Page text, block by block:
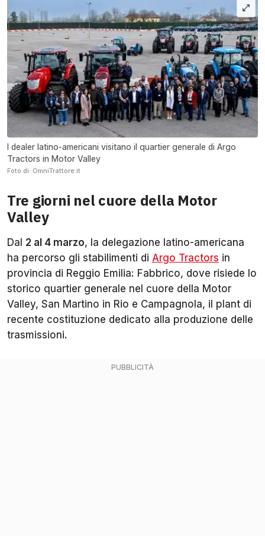
I dealer latino-americani visitano il quartier generale di Argo
Tractors in Motor Valley
Foto di: OmniTrattore.it
Tre giorni nel cuore della Motor
Valley
Dal 2 al 4 marzo, la delegazione latino-americana
ha percorso gli stabilimenti di Argo Tractors in
provincia di Reggio Emilia: Fabbrico, dove risiede lo
storico quartier generale nel cuore della Motor
Valley, San Martino in Rio e Campagnola, il plant di
recente costituzione dedicato alla produzione delle
trasmissioni.